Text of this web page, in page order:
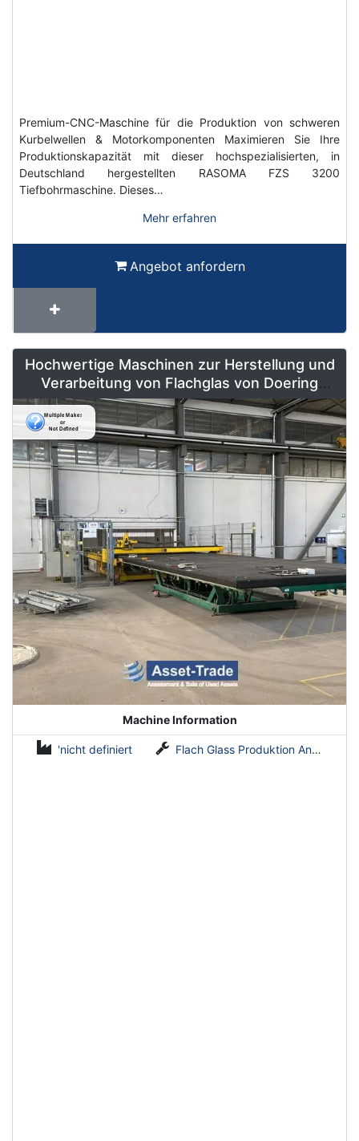
Premium-CNC-Maschine für die Produktion von schweren
Kurbelwellen & Motorkomponenten Maximieren Sie Ihre
Produktionskapazität mit dieser hochspezialisierten, in
Deutschland hergestellten RASOMA FZS 3200
Tiefbohrmaschine. Dieses…
Mehr erfahren
Angebot anfordern
Hochwertige Maschinen zur Herstellung und
Verarbeitung von Flachglas von Doering
Radeburg – Weltweit erhältlich
Machine Information
'nicht definiert Flach Glass Produktion Anlagen